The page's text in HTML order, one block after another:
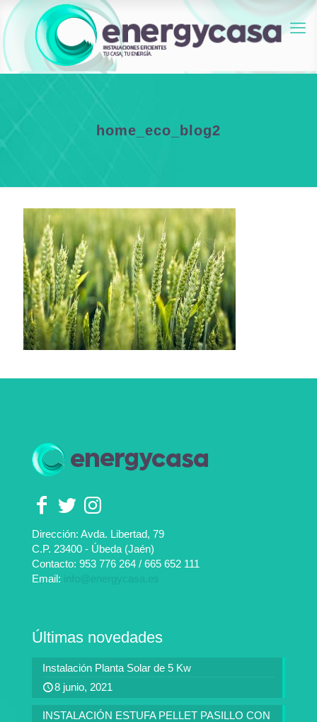
home_eco_blog2
Dirección: Avda. Libertad, 79
C.P. 23400 - Úbeda (Jaén)
Contacto: 953 776 264 / 665 652 111
Email:
Últimas novedades
Instalación Planta Solar de 5 Kw
8 junio, 2021
INSTALACIÓN ESTUFA PELLET PASILLO CON